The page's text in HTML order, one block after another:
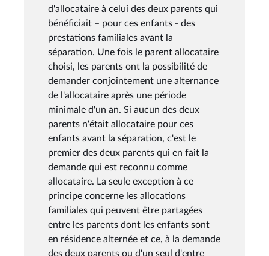
d'allocataire à celui des deux parents qui
bénéficiait – pour ces enfants - des
prestations familiales avant la
séparation. Une fois le parent allocataire
choisi, les parents ont la possibilité de
demander conjointement une alternance
de l'allocataire après une période
minimale d'un an. Si aucun des deux
parents n'était allocataire pour ces
enfants avant la séparation, c'est le
premier des deux parents qui en fait la
demande qui est reconnu comme
allocataire. La seule exception à ce
principe concerne les allocations
familiales qui peuvent être partagées
entre les parents dont les enfants sont
en résidence alternée et ce, à la demande
des deux parents ou d'un seul d'entre